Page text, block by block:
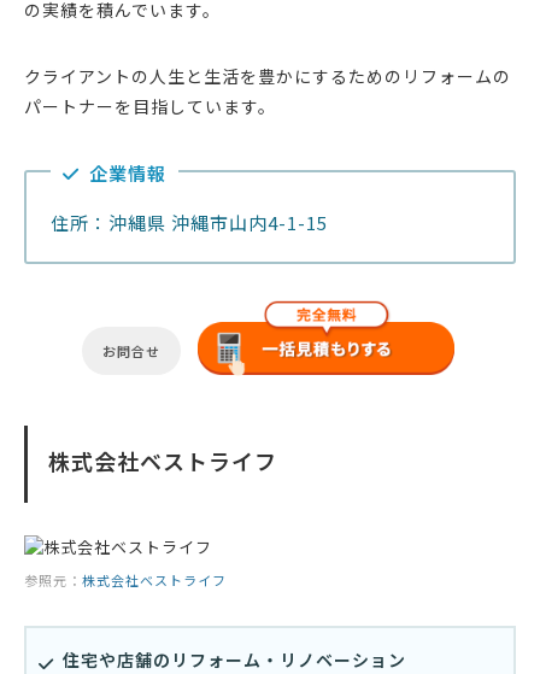
の実績を積んでいます。
クライアントの人生と生活を豊かにするためのリフォームの
パートナーを目指しています。
企業情報
住所：沖縄県 沖縄市山内4-1-15
お問合せ
株式会社ベストライフ
参照元： 株式会社ベストライフ
住宅や店舗のリフォーム・リノベーション